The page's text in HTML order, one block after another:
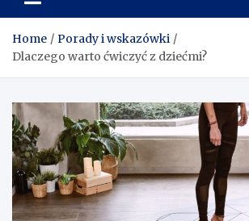
wskazówek o
odżywkach i
Home
Porady i wskazówki
Dlaczego warto ćwiczyć z dziećmi?